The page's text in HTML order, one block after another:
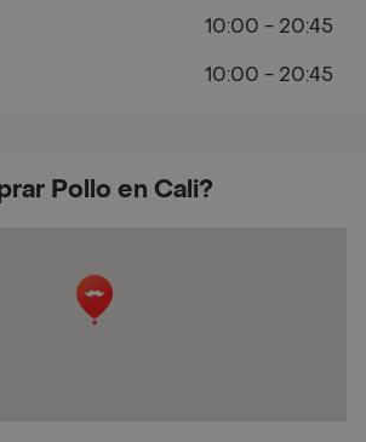
Pollo en Cali?
10:00 - 20:45
10:00 - 20:45